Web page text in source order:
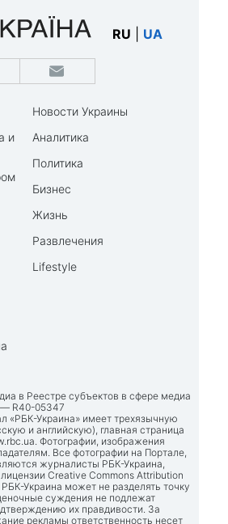
RU UA
и
Новости Украины
Аналитика
Политика
Бизнес
Жизнь
Развлечения
Lifestyle
в Реестре субъектов в сфере медиа
— R40-05347
«РБК-Украина» имеет трехязычную
и английскую), главная страница
. Фотографии, изображения
Все фотографии на Портале,
журналисты РБК-Украина,
Creative Commons Attribution
Украина может не разделять точку
суждения не подлежат
их правдивости. За
рекламы ответственность несет